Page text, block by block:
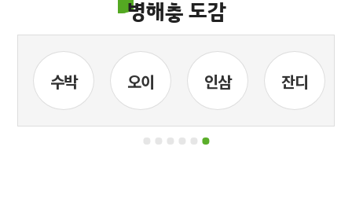
병해충 도감
수박 오이 인삼 잔디